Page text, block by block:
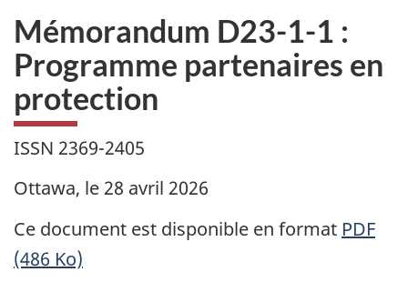
Mémorandum D23-1-1 :
Programme partenaires en
protection
ISSN 2369-2405
Ottawa, le 28 avril 2026
Ce document est disponible en format PDF
(486 Ko)